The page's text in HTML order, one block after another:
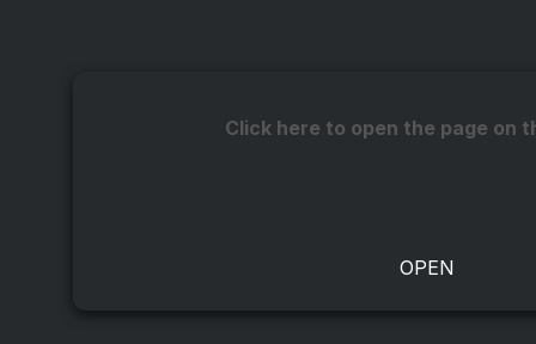
Click here to open the page on